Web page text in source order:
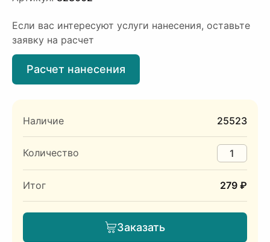
Если вас интересуют услуги нанесения, оставьте
заявку на расчет
Расчет нанесения
Наличие 25523
Количество
Итог 279 ₽
Заказать